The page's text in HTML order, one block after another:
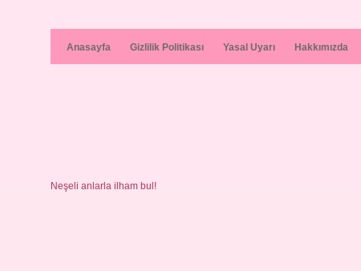
Anasayfa Gizlilik Politikası Yasal Uyarı Hakkımızda
Neşeli anlarla ilham bul!